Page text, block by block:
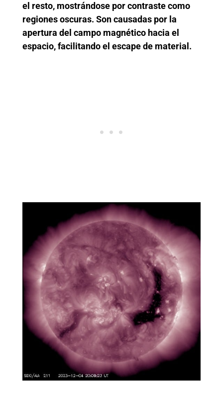
el resto, mostrándose por contraste como
regiones oscuras. Son causadas por la
apertura del campo magnético hacia el
espacio, facilitando el escape de material.